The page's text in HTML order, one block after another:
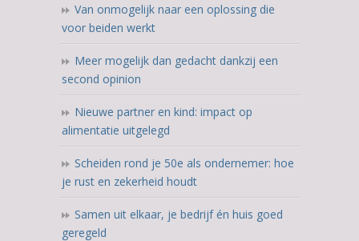
Van onmogelijk naar een oplossing die
voor beiden werkt
Meer mogelijk dan gedacht dankzij een
second opinion
Nieuwe partner en kind: impact op
alimentatie uitgelegd
Scheiden rond je 50e als ondernemer: hoe
je rust en zekerheid houdt
Samen uit elkaar, je bedrijf én huis goed
geregeld